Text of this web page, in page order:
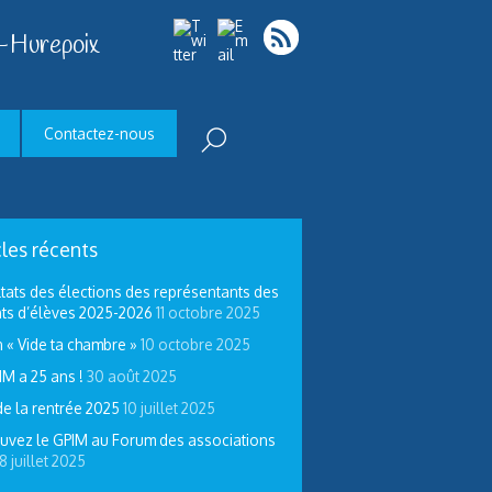
Hurepoix
Contactez-nous
récents
des élections des représentants des
d’élèves 2025-2026 11 octobre 2025
« Vide ta chambre » 10 octobre 2025
a 25 ans ! 30 août 2025
la rentrée 2025 10 juillet 2025
le GPIM au Forum des associations
8 juillet 2025